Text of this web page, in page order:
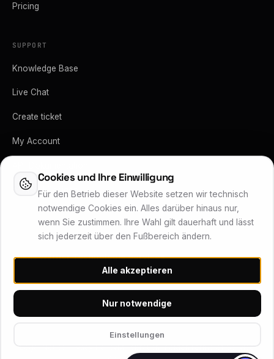
Pricing
SUPPORT
Knowledge Base
Live Chat
Create ticket
My Account
Vertrag kündigen
Lukas Wärner Technologie Services
Inhaber Lukas Wärner · Friedrich-Stoer-Straße 6 · 90537 Feucht
Systemstatus
vorbehalten
Cookies und Ihre Einwilligung
Für den Betrieb dieser Website setzen wir technisch
notwendige Cookies ein. Alles darüber hinaus nur,
wenn Sie zustimmen. Ihre Wahl gilt dauerhaft und lässt
sich jederzeit über den Fußbereich ändern.
Alle akzeptieren
Nur notwendige
Einstellungen